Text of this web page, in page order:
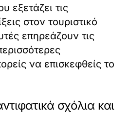
εξετάζει τις
στον τουριστικό
επηρεάζουν τις
να επισκεφθείς το
σχόλια και